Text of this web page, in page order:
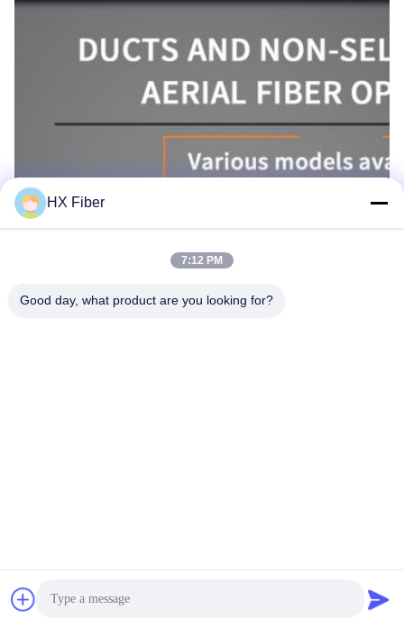
HX Fiber
7:12 PM
Good day, what product are you looking for?